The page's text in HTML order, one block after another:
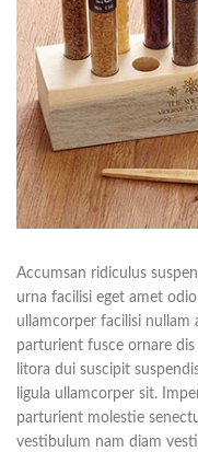
Accumsan ridiculus
urna facilisi eget amet
ullamcorper facilisi nullam
parturient fusce ornare
litora dui suscipit
ligula ullamcorper sit.
parturient molestie
vestibulum nam diam